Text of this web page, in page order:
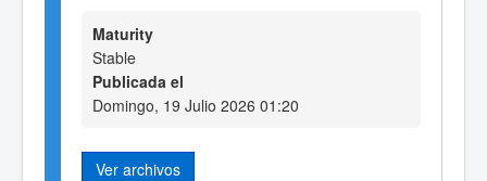
Maturity
Stable
Publicada el
Domingo, 19 Julio 2026 01:20
Ver archivos